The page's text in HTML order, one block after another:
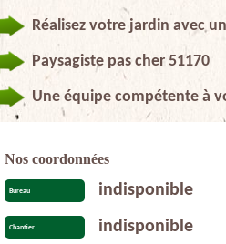
Réalisez votre jardin avec
Paysagiste pas cher 51170
Une équipe compétente à
Nos coordonnées
Bureau indisponible
Chantier indisponible